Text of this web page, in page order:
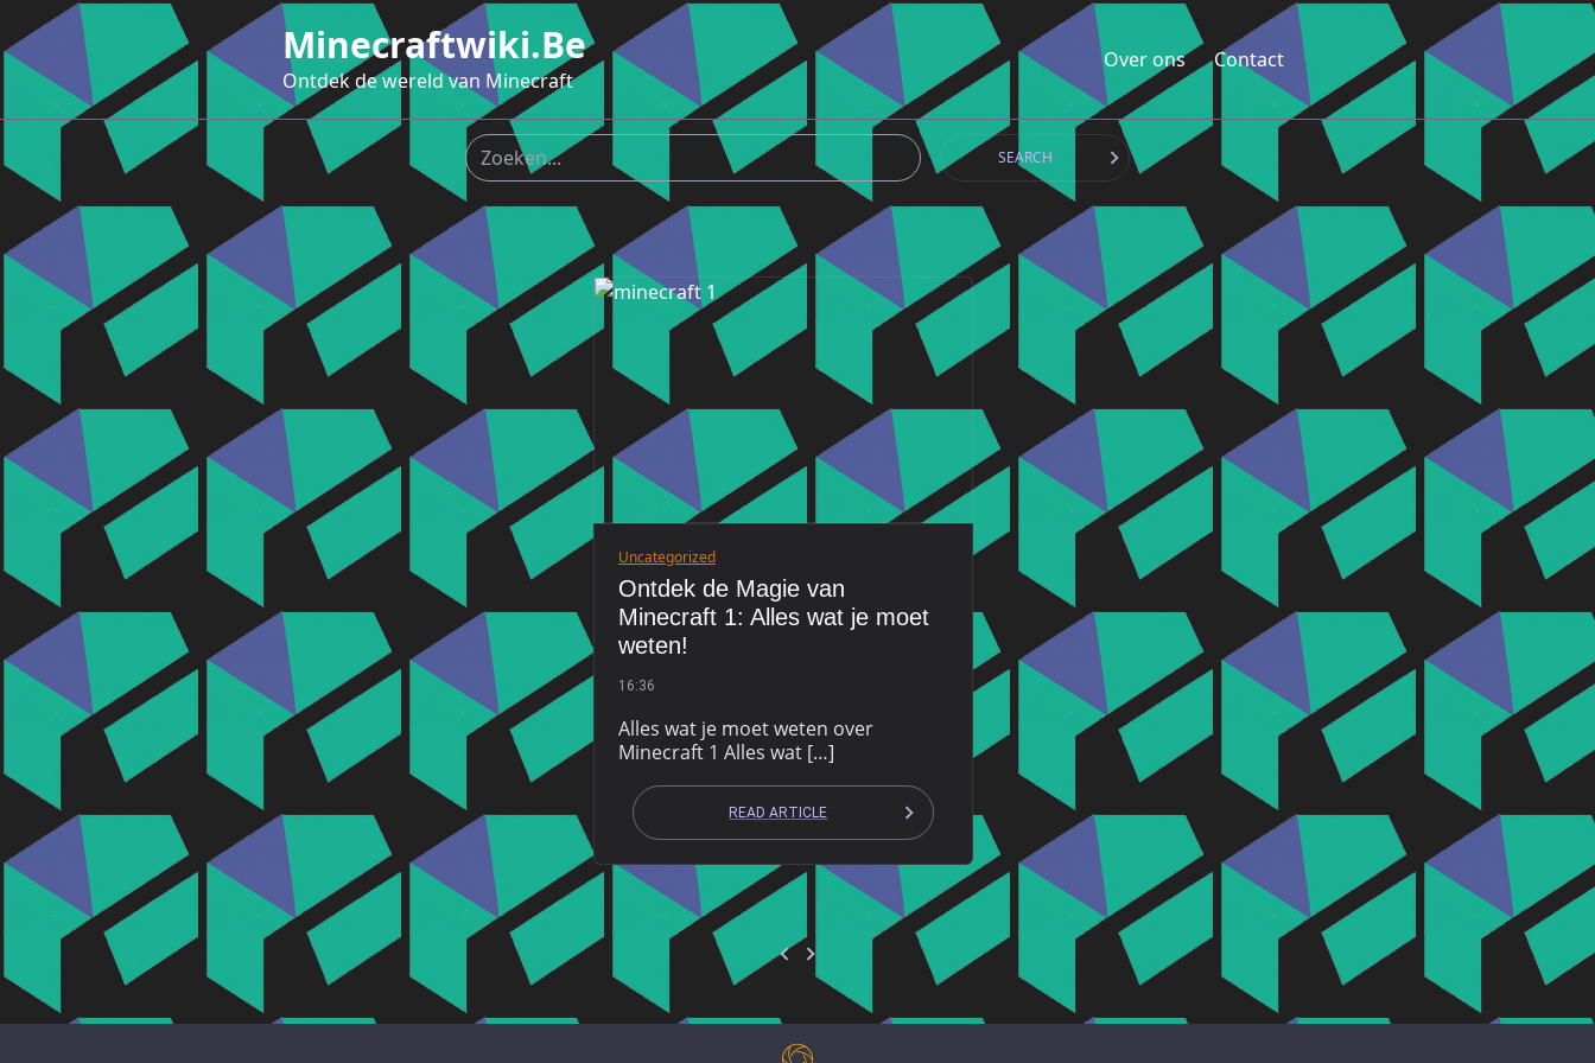
naar
de
inhoud
Minecraftwiki.be
Ontdek de wereld van Minecraft
Over ons Contact
SEARCH
Uncategorized
Ontdek de Magie van
Minecraft 1: Alles wat je moet
weten!
16:36
Alles wat je moet weten over
Minecraft 1 Alles wat […]
READ ARTICLE